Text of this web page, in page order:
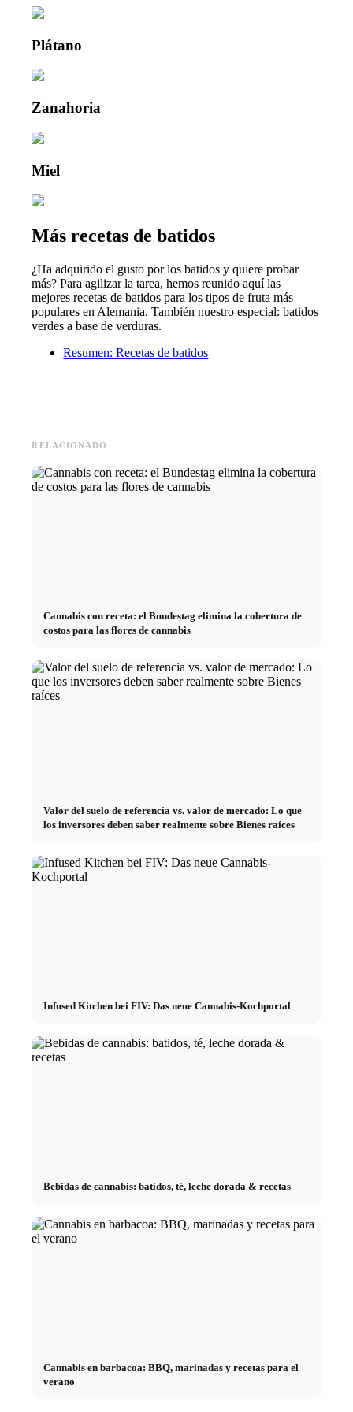
Plátano
Zanahoria
Miel
Más recetas de batidos
¿Ha adquirido el gusto por los batidos y quiere probar
más? Para agilizar la tarea, hemos reunido aquí las
mejores recetas de batidos para los tipos de fruta más
populares en Alemania. También nuestro especial: batidos
verdes a base de verduras.
Resumen: Recetas de batidos
RELACIONADO
Cannabis con receta: el Bundestag elimina la cobertura de
costos para las flores de cannabis
Valor del suelo de referencia vs. valor de mercado: Lo que
los inversores deben saber realmente sobre Bienes raíces
Infused Kitchen bei FIV: Das neue Cannabis-Kochportal
Bebidas de cannabis: batidos, té, leche dorada & recetas
Cannabis en barbacoa: BBQ, marinadas y recetas para el
verano